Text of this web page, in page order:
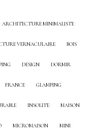
ARCHITECTURE MINIMALISTE
VERNACULAIRE BOIS
DESIGN DORMIR
FRANCE GLAMPING
INSOLITE MAISON
MICROMAISON MINI